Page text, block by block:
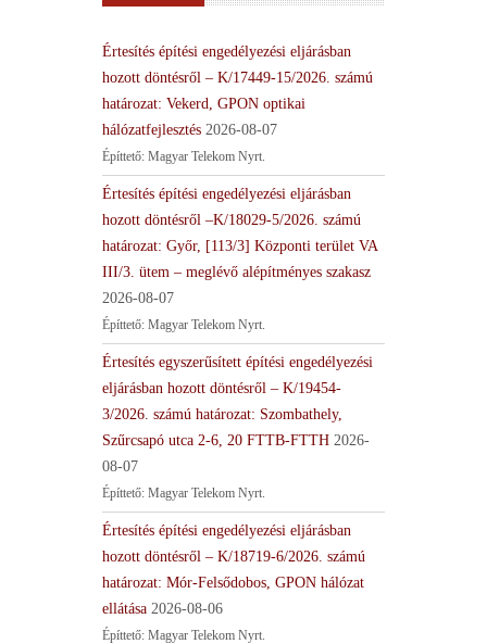
Értesítés építési engedélyezési eljárásban
hozott döntésről – K/17449-15/2026. számú
határozat: Vekerd, GPON optikai
hálózatfejlesztés 2026-08-07
Építtető: Magyar Telekom Nyrt.
Értesítés építési engedélyezési eljárásban
hozott döntésről –K/18029-5/2026. számú
határozat: Győr, [113/3] Központi terület VA
III/3. ütem – meglévő alépítményes szakasz
2026-08-07
Építtető: Magyar Telekom Nyrt.
Értesítés egyszerűsített építési engedélyezési
eljárásban hozott döntésről – K/19454-
3/2026. számú határozat: Szombathely,
Szűrcsapó utca 2-6, 20 FTTB-FTTH 2026-
08-07
Építtető: Magyar Telekom Nyrt.
Értesítés építési engedélyezési eljárásban
hozott döntésről – K/18719-6/2026. számú
határozat: Mór-Felsődobos, GPON hálózat
ellátása 2026-08-06
Építtető: Magyar Telekom Nyrt.